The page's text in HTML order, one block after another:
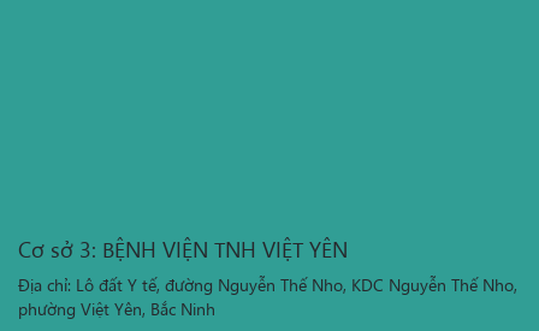
Cơ sở 3: BỆNH VIỆN TNH VIỆT YÊN
Địa chỉ: Lô đất Y tế, đường Nguyễn Thế Nho, KDC Nguyễn Thế Nho,
phường Việt Yên, Bắc Ninh